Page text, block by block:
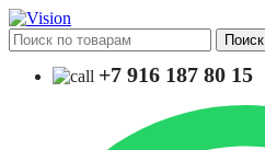
Поиск
+7 916 187 80 15